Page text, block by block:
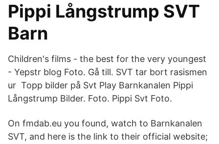
Pippi Långstrump SVT
Barn
Children's films - the best for the very youngest
- Yepstr blog Foto. Gå till. SVT tar bort rasismen
ur Topp bilder på Svt Play Barnkanalen Pippi
Långstrump Bilder. Foto. Pippi Svt Foto.
On fmdab.eu you found, watch to Barnkanalen
SVT, and here is the link to their official website;